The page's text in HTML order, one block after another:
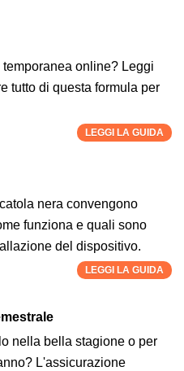
online? Leggi
tutto di questa formula per
LEGGI LA GUIDA
nera convengono
funziona e quali sono
del dispositivo.
LEGGI LA GUIDA
nella bella stagione o per
L'assicurazione